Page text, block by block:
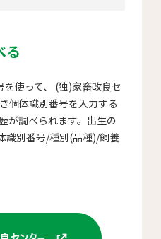
る
使って、 (独)家畜改良セ
個体識別番号を入力する
が調べられます。出生の
識別番号/種別(品種)/飼養